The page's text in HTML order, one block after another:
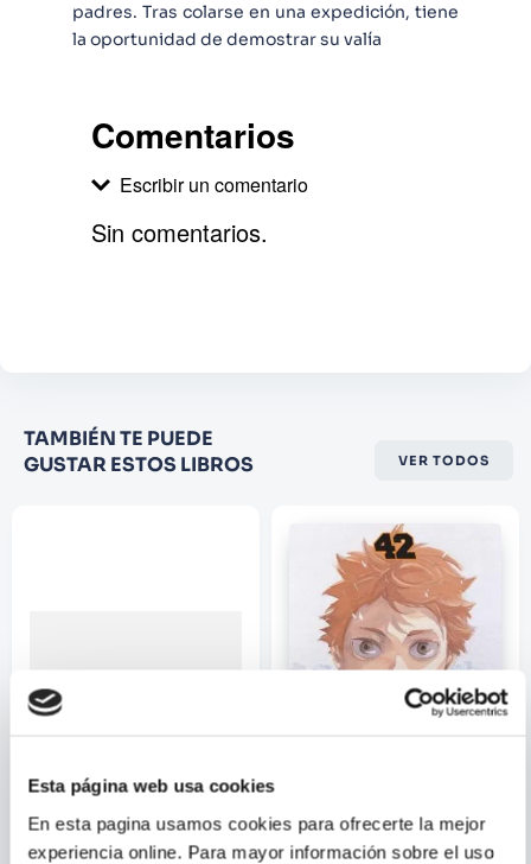
Esta página web usa cookies
En esta pagina usamos cookies para ofrecerte la mejor
experiencia online. Para mayor información sobre el uso
padres. Tras colarse en una expedición, tiene
la oportunidad de demostrar su valía
Comentarios
Escribir un comentario
Califique el producto de 1 a 5
estrellas
Sin comentarios.
TAMBIÉN TE PUEDE
GUSTAR ESTOS LIBROS
VER TODOS